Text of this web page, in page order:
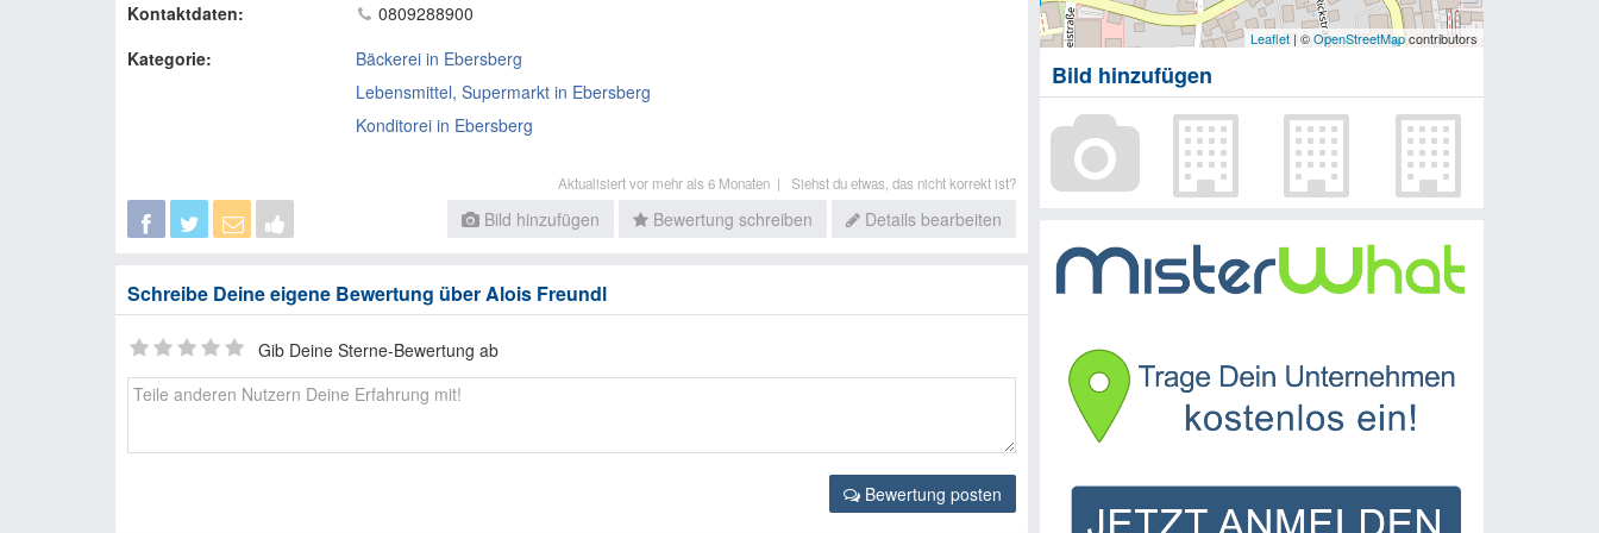
Kontaktdaten:
0809288900
Kategorie:
Bäckerei in Ebersberg
Lebensmittel, Supermarkt in Ebersberg
Konditorei in Ebersberg
Aktualisiert vor mehr als 6 Monaten | Siehst du etwas, das nicht korrekt ist?
Bild hinzufügen Bewertung schreiben Details bearbeiten
Schreibe Deine eigene Bewertung über Alois Freundl
Gib Deine Sterne-Bewertung ab
Bewertung posten
Leaflet| ©OpenStreetMapcontributors
Bild hinzufügen